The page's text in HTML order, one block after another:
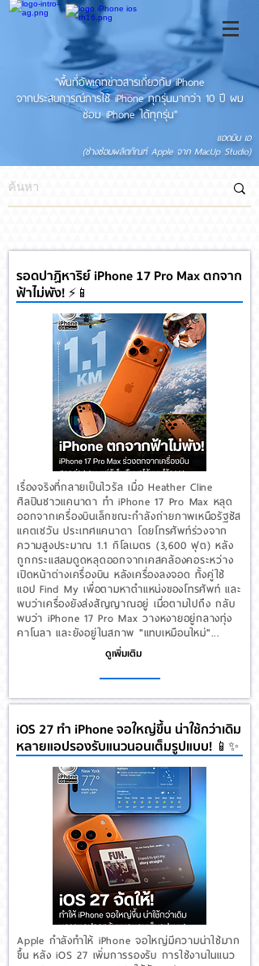
"พื้นที่อัพเดทข่าวสารเกี่ยวกับ iPhone
จากประสบการณ์การใช้ iPhone ทุกรุ่นมากว่า 10 ปี ผม
ซ่อม iPhone ได้ทุกรุ่น"
แอดมิน เอ
(ช่างซ่อมผลิตภัณฑ์ Apple จาก MacUp Studio)
รอดปาฏิหาริย์ iPhone 17 Pro Max ตกจาก
ฟ้าไม่พัง! ⚡📱
เรื่องจริงที่กลายเป็นไวรัล เมื่อ Heather Cline
ศิลปินชาวแคนาดา ทำ iPhone 17 Pro Max หลุด
ออกจากเครื่องบินเล็กขณะกำลังถ่ายภาพเหนือรัฐซัส
แคตเชวัน ประเทศแคนาดา โดยโทรศัพท์ร่วงจาก
ความสูงประมาณ 1.1 กิโลเมตร (3,600 ฟุต) หลัง
ถูกกระแสลมดูดหลุดออกจากเคสคล้องคอระหว่าง
เปิดหน้าต่างเครื่องบิน หลังเครื่องลงจอด ทั้งคู่ใช้
แอป Find My เพื่อตามหาตำแหน่งของโทรศัพท์ และ
พบว่าเครื่องยังส่งสัญญาณอยู่ เมื่อตามไปถึง กลับ
พบว่า iPhone 17 Pro Max วางหงายอยู่กลางทุ่ง
คาโนลา และยังอยู่ในสภาพ "แทบเหมือนใหม่"...
ดูเพิ่มเติม
iOS 27 ทำ iPhone จอใหญ่ขึ้น น่าใช้กว่าเดิม
หลายแอปรองรับแนวนอนเต็มรูปแบบ! 📱✨
Apple กำลังทำให้ iPhone จอใหญ่มีความน่าใช้มาก
ขึ้น หลัง iOS 27 เพิ่มการรองรับ การใช้งานในแนว